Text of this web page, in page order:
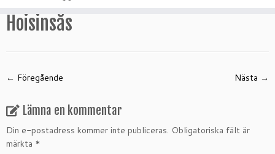
Hoisinsås
← Föregående Nästa →
Lämna en kommentar
Din e-postadress kommer inte publiceras. Obligatoriska fält är
märkta *